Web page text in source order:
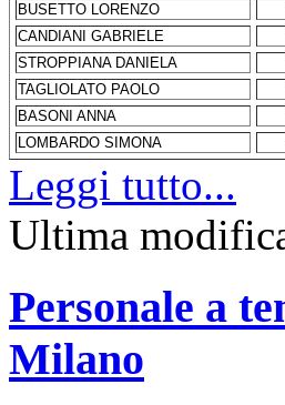
BUSETTO LORENZO
CANDIANI GABRIELE
STROPPIANA DANIELA
TAGLIOLATO PAOLO
BASONI ANNA
LOMBARDO SIMONA
Leggi tutto...
Ultima
Personale a
Milano